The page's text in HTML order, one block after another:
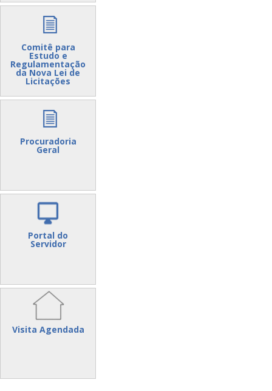
Comitê para
Estudo e
Regulamentação
da Nova Lei de
Licitações
Procuradoria
Geral
Portal do
Servidor
Visita Agendada